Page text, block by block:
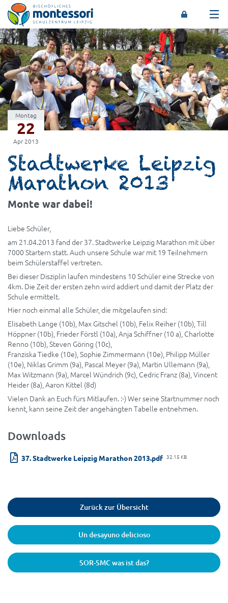
Montessori-Schulzentrum Leipzig
Montag
22
Apr 2013
Stadtwerke Leipzig
Marathon 2013
Monte war dabei!
Liebe Schüler,
am 21.04.2013 fand der 37. Stadtwerke Leipzig Marathon mit über
7000 Startern statt. Auch unsere Schule war mit 19 Teilnehmern
beim Schülerstaffel vertreten.
Bei dieser Disziplin laufen mindestens 10 Schüler eine Strecke von
4km. Die Zeit der ersten zehn wird addiert und damit der Platz der
Schule ermittelt.
Hier noch einmal alle Schüler, die mitgelaufen sind:
Elisabeth Lange (10b), Max Gitschel (10b), Felix Reiher (10b), Till
Höppner (10b), Frieder Förstl (10a), Anja Schiffner (10 a), Charlotte
Renno (10b), Steven Göring (10c),
Franziska Tiedke (10e), Sophie Zimmermann (10e), Philipp Müller
(10e), Niklas Grimm (9a), Pascal Meyer (9a), Martin Ullemann (9a),
Max Witzmann (9a), Marcel Wündrich (9c), Cedric Franz (8a), Vincent
Heider (8a), Aaron Kittel (8d)
Vielen Dank an Euch fürs Mitlaufen. :-) Wer seine Startnummer noch
kennt, kann seine Zeit der angehängten Tabelle entnehmen.
Downloads
37. Stadtwerke Leipzig Marathon 2013.pdf 32.15 KB
Zurück zur Übersicht
Un desayuno delicioso
SOR-SMC was ist das?